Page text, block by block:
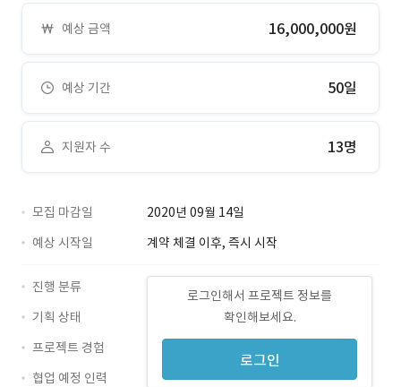
예상 금액 16,000,000원
예상 기간 50일
지원자 수 13명
모집 마감일
2020년 09월 14일
예상 시작일
계약 체결 이후, 즉시 시작
로그인해서 프로젝트 정보를
확인해보세요.
로그인
진행 분류
기획 상태
프로젝트 경험
협업 예정 인력